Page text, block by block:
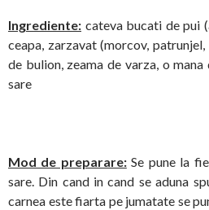
Ingrediente: cateva bucati de pui
ceapa, zarzavat (morcov,
de bulion, zeama de varza, o
sare
Mod de preparare:Se pune la
sare. Din cand in cand se aduna
carnea este fiarta pe jumatate se